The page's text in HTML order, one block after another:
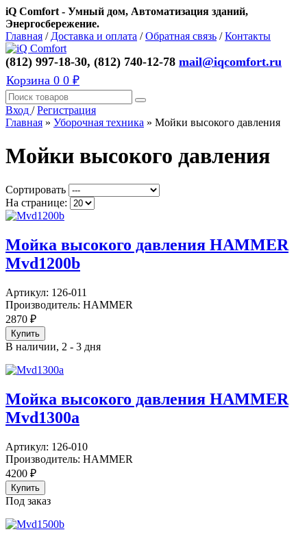
iQ Comfort - Умный дом, Автоматизация зданий,
Энергосбережение.
Главная / Доставка и оплата /Обратная связь /Контакты
(812) 997-18-30, (812) 740-12-78 mail@iqcomfort.ru
Корзина 0 0 ₽
Вход /Регистрация
Главная » Уборочная техника » Мойки высокого давления
Мойки высокого давления
Сортировать
На странице:
Мойка высокого давления HAMMER
Mvd1200b
Артикул: 126-011
Производитель: HAMMER
2870 ₽
В наличии, 2 - 3 дня
Мойка высокого давления HAMMER
Mvd1300a
Артикул: 126-010
Производитель: HAMMER
4200 ₽
Под заказ